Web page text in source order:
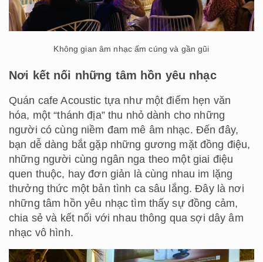
Không gian âm nhạc ấm cúng và gần gũi
Nơi kết nối những tâm hồn yêu nhạc
Quán cafe Acoustic tựa như một điểm hẹn văn
hóa, một “thánh địa” thu nhỏ dành cho những
người có cùng niềm đam mê âm nhạc. Đến đây,
bạn dễ dàng bắt gặp những gương mặt đồng điệu,
những người cùng ngân nga theo một giai điệu
quen thuộc, hay đơn giản là cùng nhau im lặng
thưởng thức một bản tình ca sâu lắng. Đây là nơi
những tâm hồn yêu nhạc tìm thấy sự đồng cảm,
chia sẻ và kết nối với nhau thông qua sợi dây âm
nhạc vô hình.